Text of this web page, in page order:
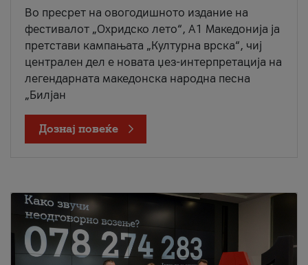
Во пресрет на овогодишното издание на
фестивалот „Охридско лето“, А1 Македонија ја
претстави кампањата „Културна врска“, чиј
централен дел е новата џез-интерпретација на
легендарната македонска народна песна
„Билјан
Дознај повеќе